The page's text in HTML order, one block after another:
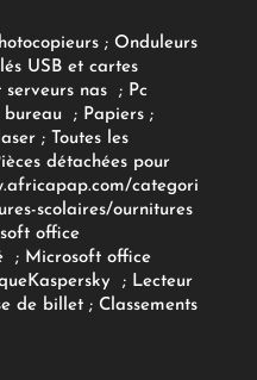
; Onduleurs
USB et cartes
serveurs nas ; Pc
bureau ; Papiers;
;
Toutes les
détachées pour
categori
scolaires/ournitures
office
; Microsoft office
Kaspersky ; Lecteur
de billet; Classements